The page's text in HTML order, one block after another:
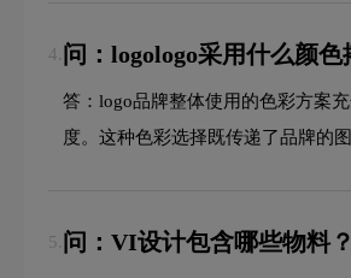
4. 问：logologo采用什么颜色
答：logo品牌整体使用的色彩方案
度。这种色彩选择既传递了品牌的
5. 问：VI设计包含哪些物料？